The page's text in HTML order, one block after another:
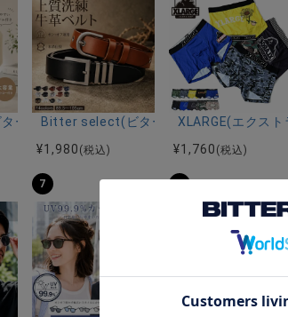
ットサングラス/全4色
ーセレクト).KOM タンブラー1/全5色
Bitter select(ビターセレクト)本革ベルト
¥1,980 (税込)
XLARGE(エクス
¥1,760 (税込)
7